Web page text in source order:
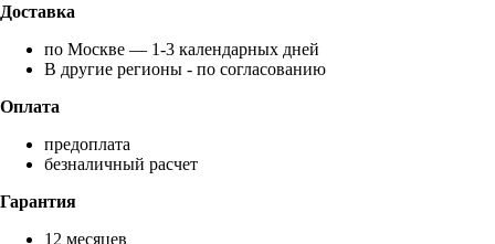
Доставка
по Москве — 1-3 календарных дней
В другие регионы - по согласованию
Оплата
предоплата
безналичный расчет
Гарантия
12 месяцев